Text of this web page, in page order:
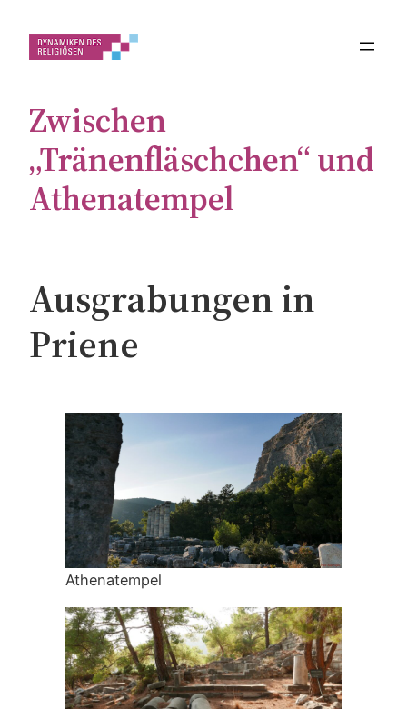
Inhalt
springen
Zwischen
„Tränenfläschchen“ und
Athenatempel
Ausgrabungen in
Priene
Athenatempel